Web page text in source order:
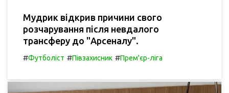
Мудрик відкрив причини свого
розчарування після невдалого
трансферу до "Арсеналу".
#Футболіст #Півзахисник #Прем'єр-ліга